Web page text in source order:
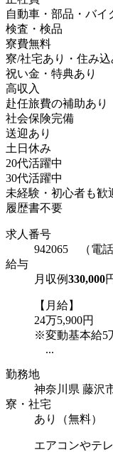
自動車・部品・バイ
検査・検品
寮費無料
寮/社宅あり・住み込
祝い金・特典あり
高収入
赴任旅費の補助あり
社会保険完備
送迎あり
土日休み
20代活躍中
30代活躍中
未経験・初心者も歓
履歴書不要
求人番号
942065 （電話
給与
月収例330,000
【月給】
24万5,900円
※変動基本給5
...
勤務地
神奈川県 藤沢
寮・社宅
あり（無料）
エアコンやテ